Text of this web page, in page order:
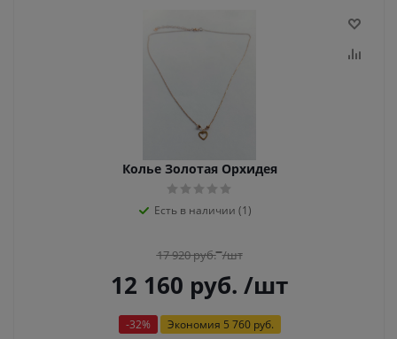
Колье Золотая Орхидея
Есть в наличии (1)
17 920руб. /шт
12 160 руб. /шт
-32% Экономия 5 760 руб.